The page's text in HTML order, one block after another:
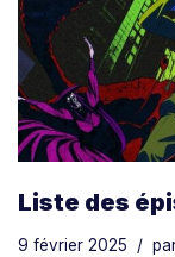
Liste des
9 février 2025